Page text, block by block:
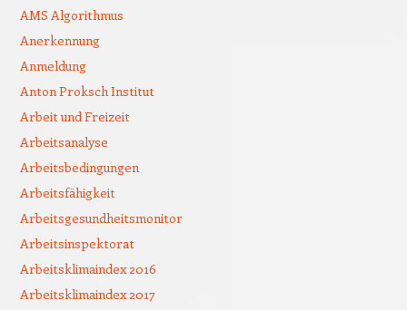
AMS Algorithmus
Anerkennung
Anmeldung
Anton Proksch Institut
Arbeit und Freizeit
Arbeitsanalyse
Arbeitsbedingungen
Arbeitsfähigkeit
Arbeitsgesundheitsmonitor
Arbeitsinspektorat
Arbeitsklimaindex 2016
Arbeitsklimaindex 2017